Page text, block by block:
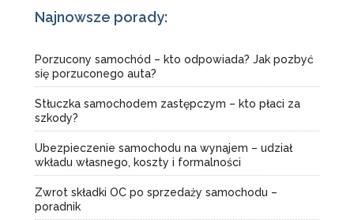
Najnowsze porady:
Porzucony samochód – kto odpowiada? Jak pozbyć
się porzuconego auta?
Stłuczka samochodem zastępczym – kto płaci za
szkody?
Ubezpieczenie samochodu na wynajem – udział
wkładu własnego, koszty i formalności
Zwrot składki OC po sprzedaży samochodu –
poradnik